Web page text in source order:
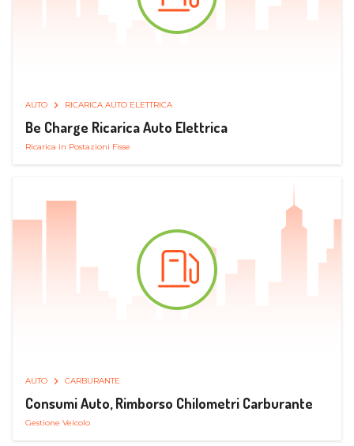
AUTO RICARICA AUTO ELETTRICA
Be Charge Ricarica Auto Elettrica
Ricarica in Postazioni Fisse
AUTO CARBURANTE
Consumi Auto, Rimborso Chilometri Carburante
Gestione Veicolo